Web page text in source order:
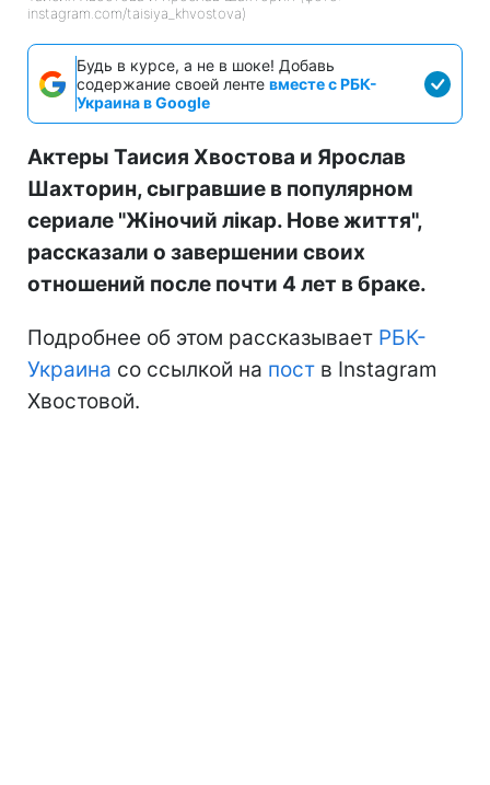
instagram.com/taisiya_khvostova)
Будь в курсе, а не в шоке! Добавь
содержание своей ленте вместе с РБК-
Украина в Google
Актеры Таисия Хвостова и Ярослав
Шахторин, сыгравшие в популярном
сериале "Жіночий лікар. Нове життя",
рассказали о завершении своих
отношений после почти 4 лет в браке.
Подробнее об этом рассказывает РБК-
Украина со ссылкой на пост в Instagram
Хвостовой.